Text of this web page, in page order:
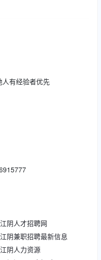
有经验者优先
江阴人才招聘网
江阴兼职招聘最新信息
江阴人力资源